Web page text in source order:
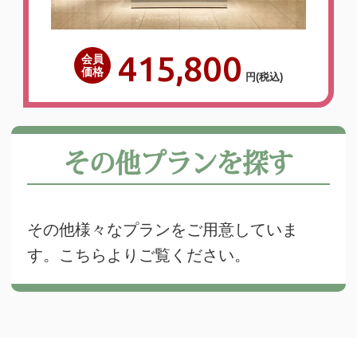
会員
価格
415,800 円(税込)
その他プランを探す
その他様々なプランをご用意していま
す。こちらよりご覧ください。